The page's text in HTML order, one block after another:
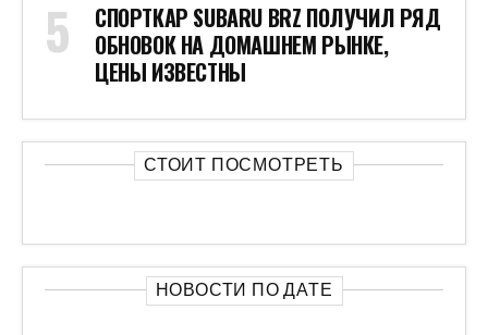
СПОРТКАР SUBARU BRZ ПОЛУЧИЛ РЯД
ОБНОВОК НА ДОМАШНЕМ РЫНКЕ,
ЦЕНЫ ИЗВЕСТНЫ
СТОИТ ПОСМОТРЕТЬ
НОВОСТИ ПО ДАТЕ